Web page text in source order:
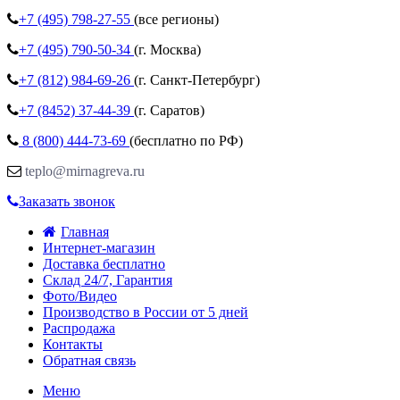
+7 (495) 798-27-55 (все регионы)
+7 (495) 790-50-34 (г. Москва)
+7 (812) 984-69-26 (г. Санкт-Петербург)
+7 (8452) 37-44-39 (г. Саратов)
8 (800) 444-73-69 (бесплатно по РФ)
teplo@mirnagreva.ru
Заказать звонок
Главная
Интернет-магазин
Доставка бесплатно
Склад 24/7, Гарантия
Фото/Видео
Производство в России от 5 дней
Распродажа
Контакты
Обратная связь
Меню